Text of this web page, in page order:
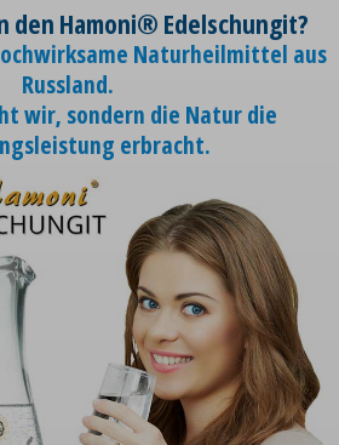
den Hamoni® Edelschungit?
Naturheilmittel aus
Russland.
wir, sondern die Natur die
erbracht.